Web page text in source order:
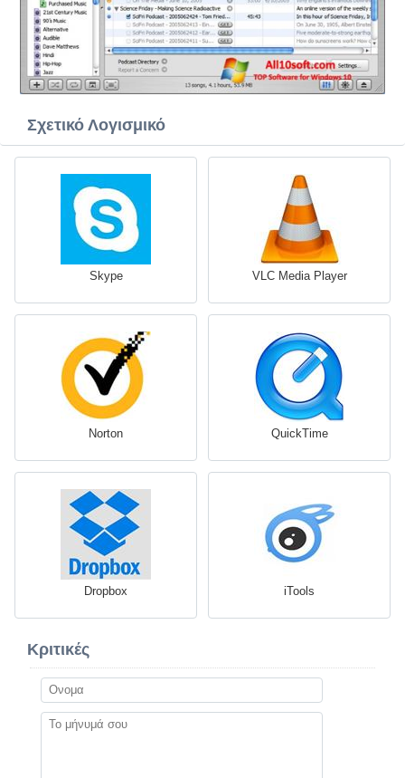
Σχετικό Λογισμικό
Skype VLC Media Player
Norton QuickTime
Dropbox iTools
Κριτικές